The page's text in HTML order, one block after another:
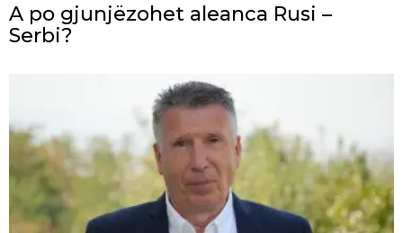
A po gjunjëzohet aleanca Rusi –
Serbi?